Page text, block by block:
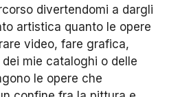
divertendomi a dargli
artistica quanto le opere
video, fare grafica,
mie cataloghi o delle
le opere che